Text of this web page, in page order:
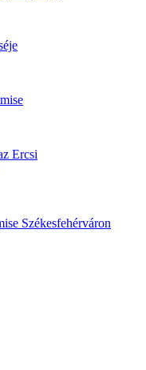
Ercsi
Székesfehérváron